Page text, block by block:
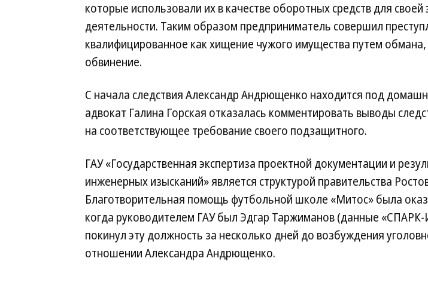
которые использовали их в качестве оборотных средств для
деятельности. Таким образом предприниматель совершил
квалифицированное как хищение чужого имущества путем обмана,
обвинение.
С начала следствия Александр Андрющенко находится под
адвокат Галина Горская отказалась комментировать выводы
на соответствующее требование своего подзащитного.
ГАУ «Государственная экспертиза проектной документации и
инженерных изысканий» является структурой правительства
Благотворительная помощь футбольной школе «Митос» была
когда руководителем ГАУ был Эдгар Таржиманов (данные
покинул эту должность за несколько дней до возбуждения
отношении Александра Андрющенко.